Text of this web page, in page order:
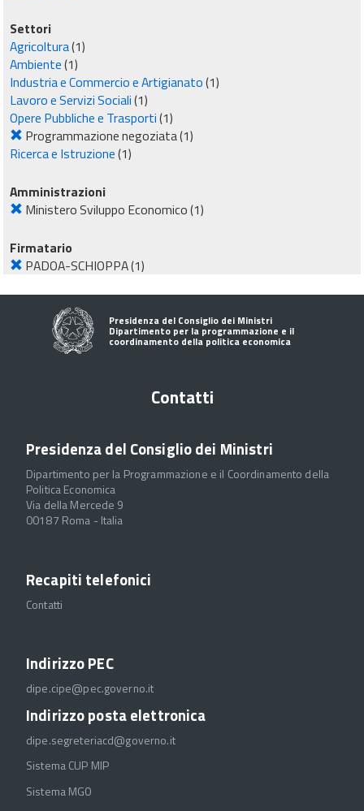
Settori
Agricoltura(1)
Ambiente(1)
Industria e Commercio e Artigianato(1)
Lavoro e Servizi Sociali(1)
Opere Pubbliche e Trasporti(1)
Programmazione negoziata(1)
Ricerca e Istruzione(1)
Amministrazioni
Ministero Sviluppo Economico(1)
Firmatario
PADOA-SCHIOPPA(1)
Presidenza del Consiglio dei Ministri
Dipartimento per la programmazione e il
coordinamento della politica economica
Contatti
Presidenza del Consiglio dei Ministri
Dipartimento per la Programmazione e il Coordinamento della
Politica Economica
Via della Mercede 9
00187 Roma - Italia
Recapiti telefonici
Contatti
Indirizzo PEC
dipe.cipe@pec.governo.it
Indirizzo posta elettronica
dipe.segreteriacd@governo.it
Sistema CUP MIP
Sistema MGO